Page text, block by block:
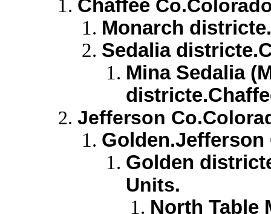
Chaffee
Monarch
Sedalia
Mina Sedalia
Jefferson
Golden.Jefferson
Golden
Units.
North Table